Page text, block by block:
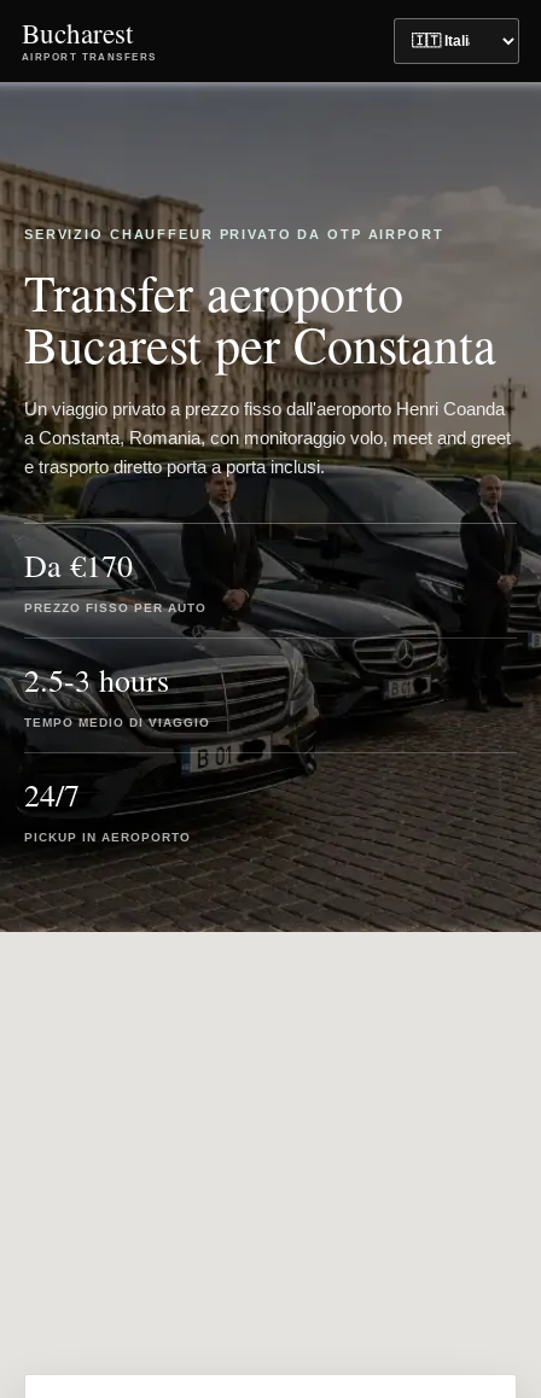
Bucharest
AIRPORT TRANSFERS
SERVIZIO CHAUFFEUR PRIVATO DA OTP AIRPORT
Transfer aeroporto
Bucarest per Constanta
Un viaggio privato a prezzo fisso dall'aeroporto Henri Coanda
a Constanta, Romania, con monitoraggio volo, meet and greet
e trasporto diretto porta a porta inclusi.
Da €170
PREZZO FISSO PER AUTO
2.5-3 hours
TEMPO MEDIO DI VIAGGIO
24/7
PICKUP IN AEROPORTO